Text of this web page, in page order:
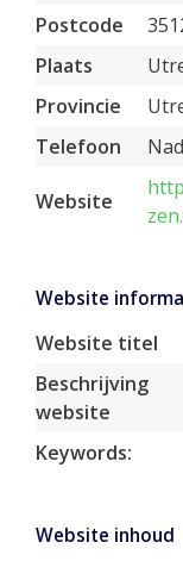
Postcode
Plaats
Provincie
Telefoon
Website
Website
Website titel
Beschrijving
website
Keywords:
Website inhoud